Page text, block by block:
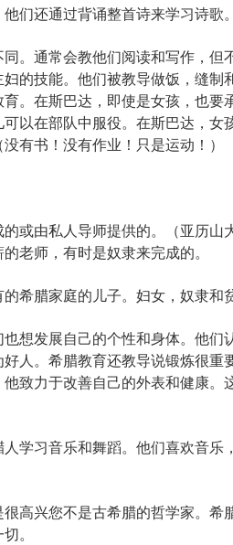
们还通过背诵整首诗来学习诗歌
通常会教他们阅读和写作，但
的技能。他们被教导做饭，缝
。在斯巴达，即使是女孩，也
以在部队中服役。在斯巴达，女
有书！没有作业！只是运动！）
由私人导师提供的。（亚历山
老师，有时是奴隶来完成的。
腊家庭的儿子。妇女，奴隶和
发展自己的个性和身体。他们
人。希腊教育还教导说锻炼很重
致力于改善自己的外表和健康。
习音乐和舞蹈。他们喜欢音乐
兴您不是古希腊的哲学家。希
。